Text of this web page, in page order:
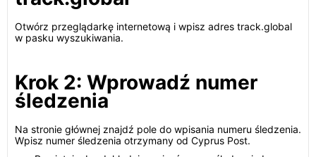
Otwórz przeglądarkę internetową i wpisz adres track.global
w pasku wyszukiwania.
Krok 2: Wprowadź numer
śledzenia
Na stronie głównej znajdź pole do wpisania numeru śledzenia.
Wpisz numer śledzenia otrzymany od Cyprus Post.